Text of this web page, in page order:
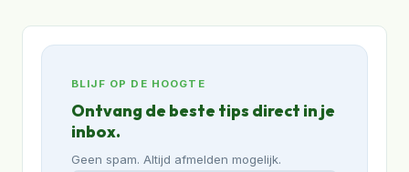
BLIJF OP DE HOOGTE
Ontvang de beste tips direct in je
inbox.
Geen spam. Altijd afmelden mogelijk.